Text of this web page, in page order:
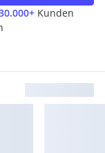
Kunden